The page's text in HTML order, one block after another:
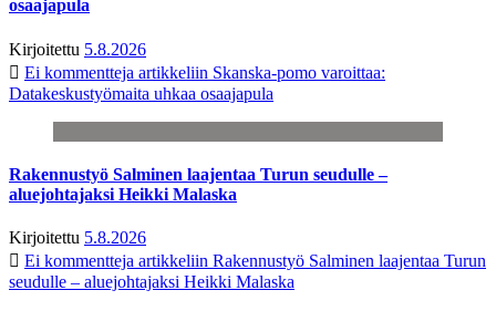
osaajapula
Kirjoitettu 5.8.2026
Ei kommentteja artikkeliin Skanska-pomo varoittaa:
Datakeskustyömaita uhkaa osaajapula
Rakennustyö Salminen laajentaa Turun seudulle –
aluejohtajaksi Heikki Malaska
Kirjoitettu 5.8.2026
Ei kommentteja artikkeliin Rakennustyö Salminen laajentaa Turun
seudulle – aluejohtajaksi Heikki Malaska